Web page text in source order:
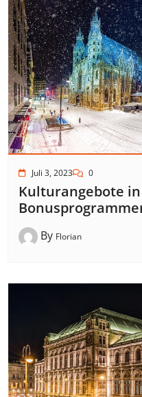
Juli 3, 2023 0
Kulturangebote
By Florian